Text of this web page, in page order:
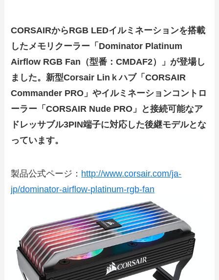
CORSAIRからRGB LEDイルミネーションを搭載
したメモリクーラー「Dominator Platinum
Airflow RGB Fan（型番：CMDAF2）」が登場し
ました。新型Corsair Linｋハブ「CORSAIR
Commander PRO」やイルミネーションコントロ
ーラー「CORSAIR Nude PRO」と接続可能なア
ドレッサブル3PIN端子に対応した後継モデルとな
っています。
製品公式ページ： http://www.corsair.com/ja-
jp/dominator-airflow-platinum-rgb-fan